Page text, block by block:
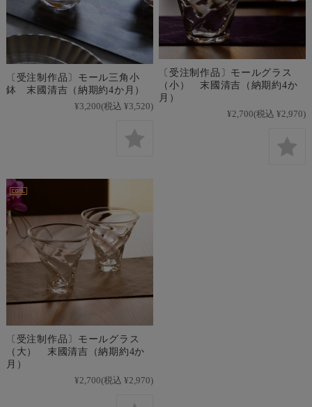
〔受注制作品〕モール三角小
鉢 末國清吉（納期約4か月）
¥3,200(税込 ¥3,520)
〔受注制作品〕モールグラス
（小） 末國清吉（納期約4か
月）
¥2,700(税込 ¥2,970)
〔受注制作品〕モールグラス
（大） 末國清吉（納期約4か
月）
¥2,700(税込 ¥2,970)